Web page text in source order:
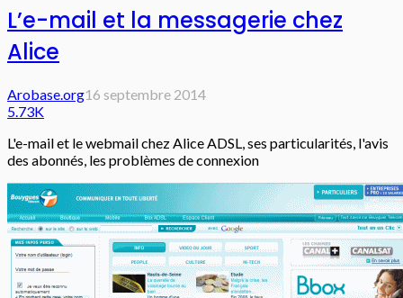
L’e-mail et la messagerie chez
Alice
Arobase.org16 septembre 2014
5.73K
L'e-mail et le webmail chez Alice ADSL, ses particularités, l'avis
des abonnés, les problèmes de connexion